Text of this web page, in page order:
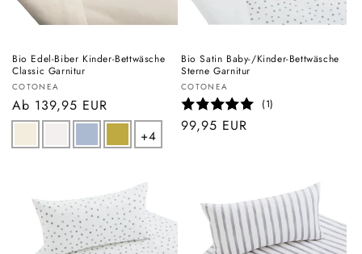
Bio Edel-Biber Kinder-Bettwäsche
Classic Garnitur
Anbieter:
COTONEA
Normaler
Preis
Ab 139,95 EUR
+4
Bio Satin Baby-/Kinder-Bettwäsche
Sterne Garnitur
Anbieter:
COTONEA
(1)
Normaler
99,95 EUR